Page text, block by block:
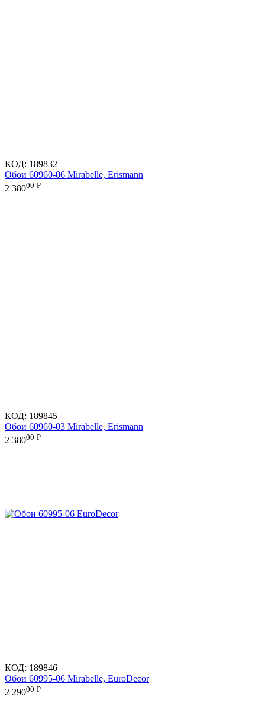
КОД: 189832
Обои 60960-06 Mirabelle, Erismann
2 38000 Р
КОД: 189845
Обои 60960-03 Mirabelle, Erismann
2 38000 Р
КОД: 189846
Обои 60995-06 Mirabelle, EuroDecor
2 29000 Р